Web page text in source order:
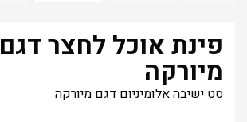
פינת אוכל לחצר דגם
מיורקה
סט ישיבה אלומיניום דגם מיורקה